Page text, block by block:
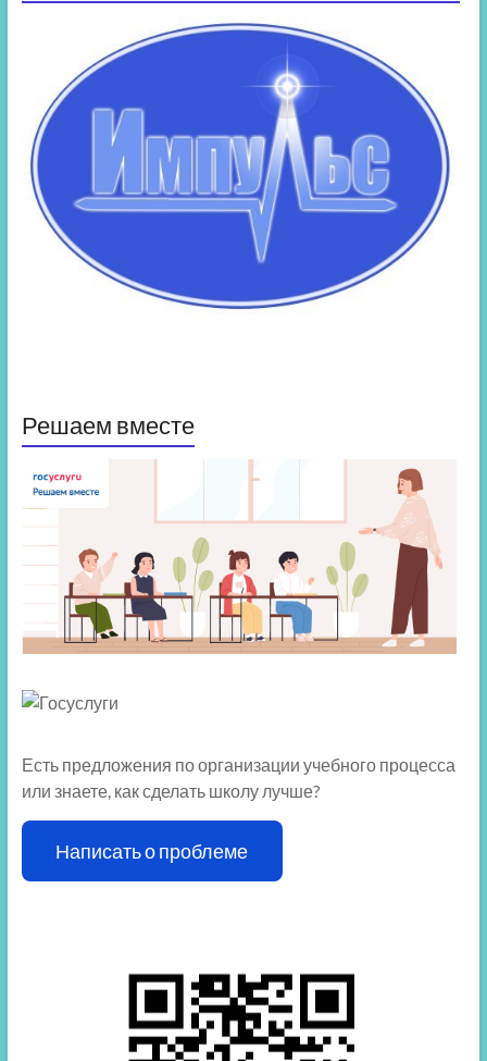
Решаем вместе
Есть предложения по организации учебного процесса
или знаете, как сделать школу лучше?
Написать о проблеме